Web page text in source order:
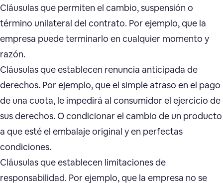
Cláusulas que permiten el cambio, suspensión o
término unilateral del contrato. Por ejemplo, que la
empresa puede terminarlo en cualquier momento y
razón.
Cláusulas que establecen renuncia anticipada de
derechos. Por ejemplo, que el simple atraso en el pago
de una cuota, le impedirá al consumidor el ejercicio de
sus derechos. O condicionar el cambio de un producto
a que esté el embalaje original y en perfectas
condiciones.
Cláusulas que establecen limitaciones de
responsabilidad. Por ejemplo, que la empresa no se